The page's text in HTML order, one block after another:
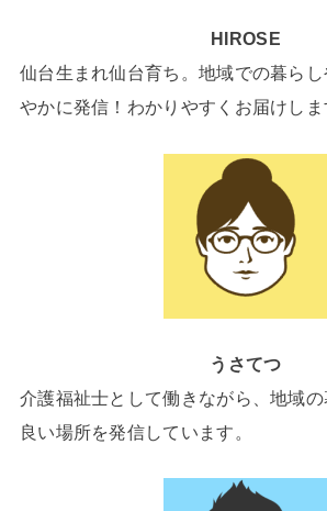
HIROSE
仙台生まれ仙台育ち。地域での暮ら
やかに発信！わかりやすくお届けしま
うさてつ
介護福祉士として働きながら、地域
良い場所を発信しています。